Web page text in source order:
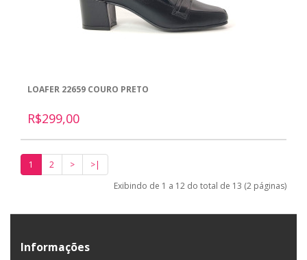
LOAFER 22659 COURO PRETO
R$299,00
1 2 >
>|
Exibindo de 1 a 12 do total de 13 (2 páginas)
Informações